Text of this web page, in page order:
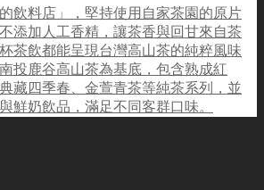
飲料店」，堅持使用自家茶園的原片
添加人工香精，讓茶香與回甘來自茶
茶飲都能呈現台灣高山茶的純粹風味
投鹿谷高山茶為基底，包含熟成紅
藏四季春、金萱青茶等純茶系列，並
鮮奶飲品，滿足不同客群口味。